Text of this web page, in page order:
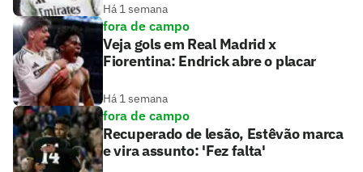
Há 1 semana
fora de campo
Veja gols em Real Madrid x
Fiorentina: Endrick abre o placar
Há 1 semana
fora de campo
Recuperado de lesão, Estêvão marca
e vira assunto: 'Fez falta'